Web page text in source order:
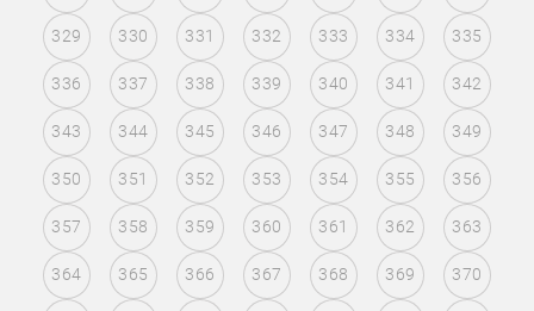
329 330 331 332 333 334 335
336 337 338 339 340 341 342
343 344 345 346 347 348 349
350 351 352 353 354 355 356
357 358 359 360 361 362 363
364 365 366 367 368 369 370